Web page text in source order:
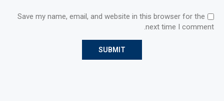
Save my name, email, and website in this browser for the
next time I comment.